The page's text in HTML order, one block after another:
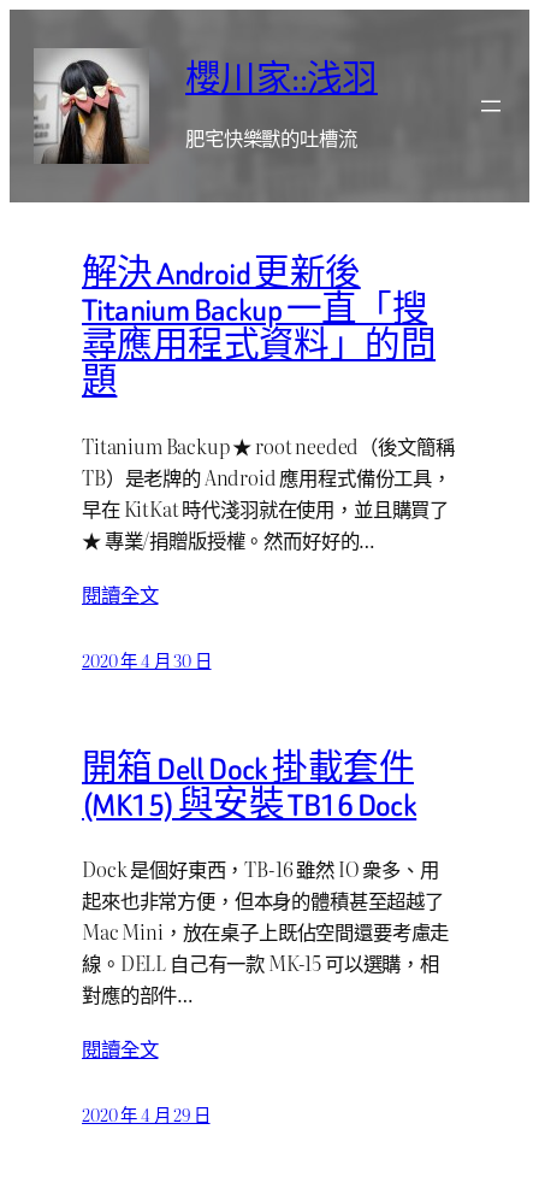
櫻川家::浅羽
肥宅快樂獸的吐槽流
解決 Android 更新後
Titanium Backup 一直「搜
尋應用程式資料」的問
題
Titanium Backup ★ root needed（後文簡稱
TB）是老牌的 Android 應用程式備份工具，
早在 KitKat 時代淺羽就在使用，並且購買了
★ 專業/捐贈版授權。然而好好的…
閱讀全文
2020 年 4 月 30 日
開箱 Dell Dock 掛載套件
(MK15) 與安裝 TB16 Dock
Dock 是個好東西，TB-16 雖然 IO 衆多、用
起來也非常方便，但本身的體積甚至超越了
Mac Mini，放在桌子上既佔空間還要考慮走
線。DELL 自己有一款 MK-15 可以選購，相
對應的部件…
閱讀全文
2020 年 4 月 29 日